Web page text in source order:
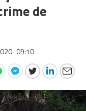
de
09:10